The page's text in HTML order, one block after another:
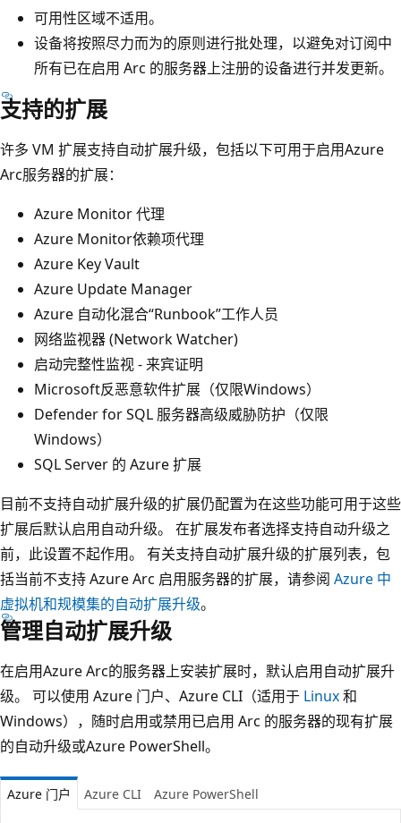
可用性区域不适用。
设备将按照尽力而为的原则进行批处理，以避免对订阅中
所有已在启用 Arc 的服务器上注册的设备进行并发更新。
支持的扩展
许多 VM 扩展支持自动扩展升级，包括以下可用于启用Azure
Arc服务器的扩展：
Azure Monitor 代理
Azure Monitor依赖项代理
Azure Key Vault
Azure Update Manager
Azure 自动化混合“Runbook”工作人员
网络监视器 (Network Watcher)
启动完整性监视 - 来宾证明
Microsoft反恶意软件扩展（仅限Windows）
Defender for SQL 服务器高级威胁防护（仅限
Windows）
SQL Server 的 Azure 扩展
目前不支持自动扩展升级的扩展仍配置为在这些功能可用于这些
扩展后默认启用自动升级。 在扩展发布者选择支持自动升级之
前，此设置不起作用。 有关支持自动扩展升级的扩展列表，包
括当前不支持 Azure Arc 启用服务器的扩展，请参阅 Azure 中
虚拟机和规模集的自动扩展升级。
管理自动扩展升级
在启用Azure Arc的服务器上安装扩展时，默认启用自动扩展升
级。 可以使用 Azure 门户、Azure CLI（适用于 Linux和
Windows），随时启用或禁用已启用 Arc 的服务器的现有扩展
的自动升级或Azure PowerShell。
Azure 门户 Azure CLI Azure PowerShell